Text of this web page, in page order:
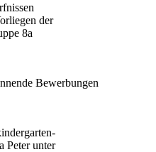
der
8a
Bewerbungen
Peter unter